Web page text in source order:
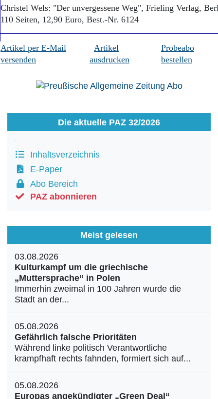
Christel Wels: "Der unvergessene Weg", Frieling Verlag,
110 Seiten, 12,90 Euro, Best.-Nr. 6124
Artikel per E-Mail
versenden
Artikel
ausdrucken
Probeabo
bestellen
Die aktuelle PAZ 32/2026
Inhaltsverzeichnis
E-Paper
Abo Bereich
PAZ abonnieren
Meist gelesen
03.08.2026
Kulturkampf um die griechische
„Muttersprache“ in Polen
Immerhin zweimal in 100 Jahren wurde die
Stadt an der...
05.08.2026
Gefährlich falsche Prioritäten
Während linke politisch Verantwortliche
krampfhaft rechts fahnden, formiert sich auf...
05.08.2026
Europas angekündigter „Green Deal“